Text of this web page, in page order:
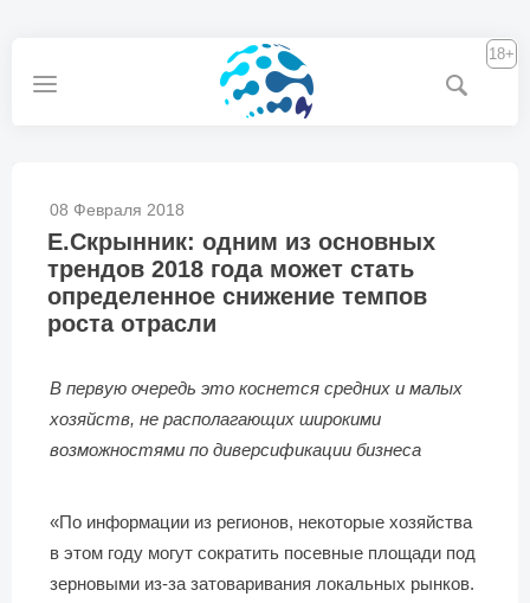
18+
08 Февраля 2018
Е.Скрынник: одним из основных
трендов 2018 года может стать
определенное снижение темпов
роста отрасли
В первую очередь это коснется средних и малых
хозяйств, не располагающих широкими
возможностями по диверсификации бизнеса
«По информации из регионов, некоторые хозяйства
в этом году могут сократить посевные площади под
зерновыми из-за затоваривания локальных рынков.